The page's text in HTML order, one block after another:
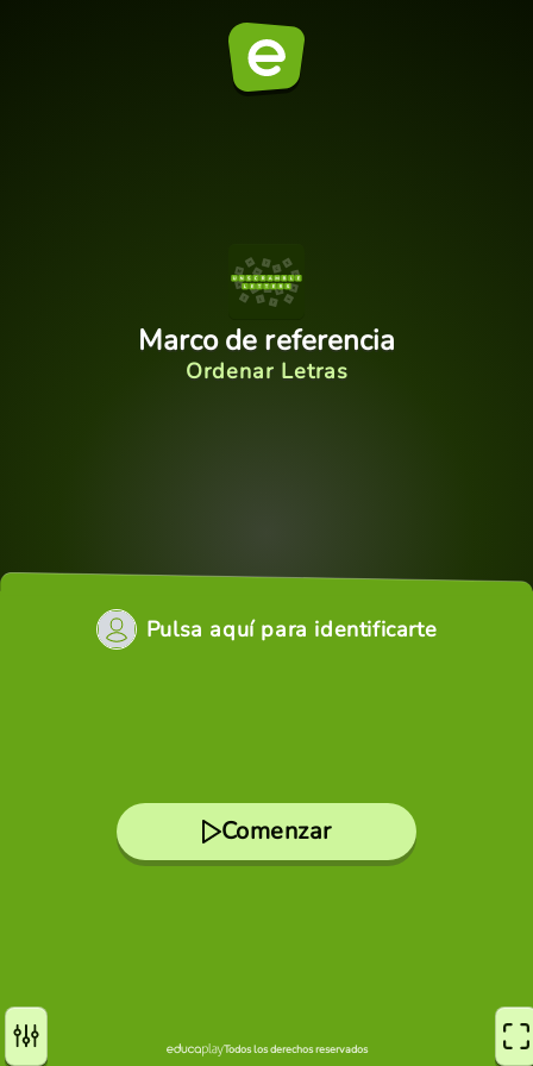
Marco de referencia
Ordenar Letras
Pulsa aquí para identificarte
Comenzar
Todos los derechos reservados